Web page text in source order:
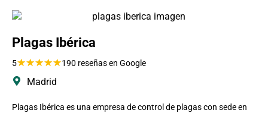
Plagas Ibérica
5★★★★★190 reseñas en Google
Madrid
Plagas Ibérica es una empresa de control de plagas con sede en